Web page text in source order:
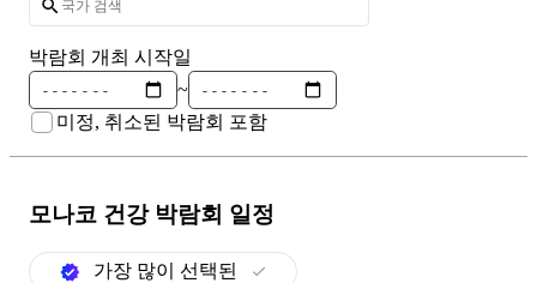
박람회 개최 시작일
~
미정, 취소된 박람회 포함
모나코 건강박람회 일정
가장 많이 선택된